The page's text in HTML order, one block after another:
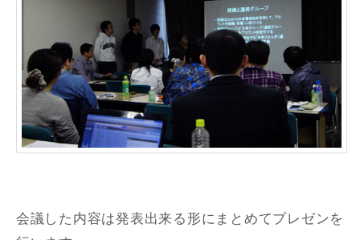
会議した内容は発表出来る形にまとめてプレゼンを